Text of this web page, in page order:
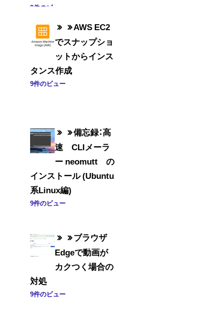
9件のビュー
AWS EC2
でスナップショ
ットからインス
タンス作成
9件のビュー
備忘録：高
速 CLIメーラ
ー neomutt の
インストール (Ubuntu
系Linux編)
9件のビュー
ブラウザ
Edgeで動画が
カクつく場合の
対処
9件のビュー